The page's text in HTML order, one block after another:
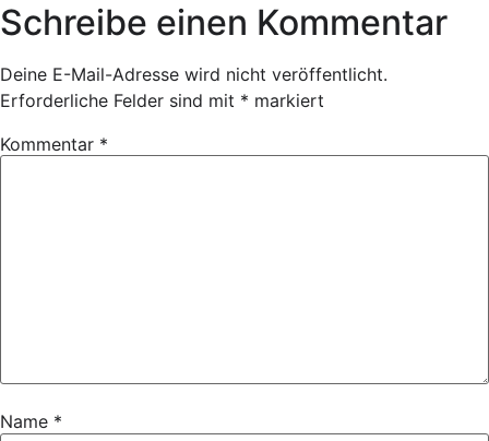
Schreibe einen Kommentar
Deine E-Mail-Adresse wird nicht veröffentlicht.
Erforderliche Felder sind mit * markiert
Kommentar *
Name *